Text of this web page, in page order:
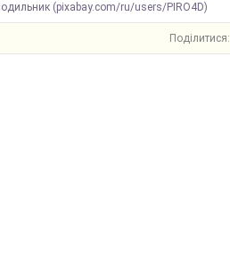
(pixabay.com/ru/users/PIRO4D)
Поділитися: